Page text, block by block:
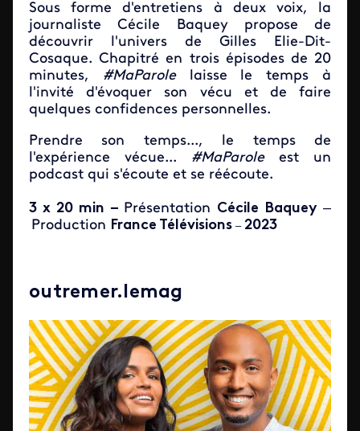
Sous forme d'entretiens à deux voix, la
journaliste Cécile Baquey propose de
découvrir l'univers de Gilles Elie-Dit-
Cosaque. Chapitré en trois épisodes de 20
minutes, #MaParolelaisse le temps à
l'invité d'évoquer son vécu et de faire
quelques confidences personnelles.
Prendre son temps..., le temps de
l'expérience vécue... #MaParoleest un
podcast qui s'écoute et se réécoute.
3 x 20 min – Présentation Cécile Baquey–
Production France Télévisions –2023
outremer.lemag